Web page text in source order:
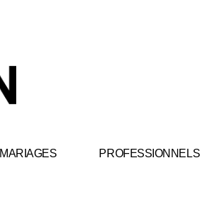
MARIAGES PROFESSIONNELS